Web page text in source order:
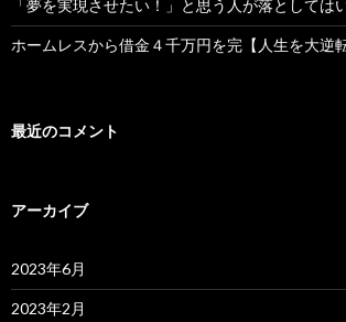
「夢を実現させたい！」と思う人が落としては
ホームレスから借金４千万円を完【人生を大逆
最近のコメント
アーカイブ
2023年6月
2023年2月